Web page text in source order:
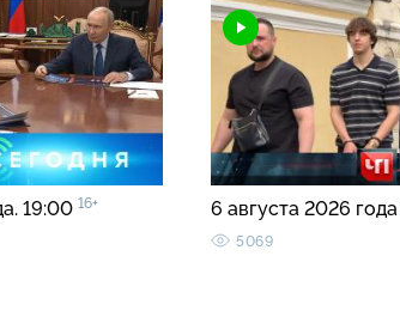
19:00 16+ 6 августа 2026 года
5069